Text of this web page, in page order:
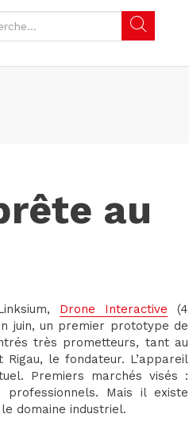
au
Drone Interactive (4
juin, un premier prototype de
très prometteurs, tant au
le fondateur. L’appareil
Premiers marchés visés :
Mais il existe
domaine industriel.